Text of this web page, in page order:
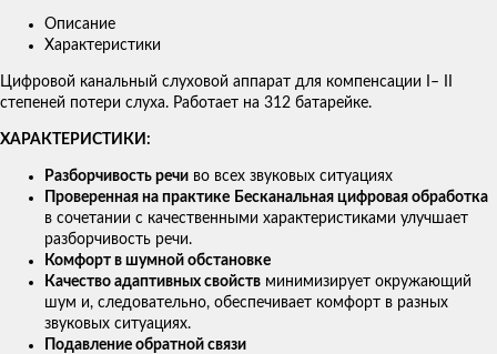
Описание
Характеристики
Цифровой канальный слуховой аппарат для компенсации I– II
степеней потери слуха. Работает на 312 батарейке.
ХАРАКТЕРИСТИКИ:
Разборчивость речи во всех звуковых ситуациях
Проверенная на практике Бесканальная цифровая обработка
в сочетании с качественными характеристиками улучшает
разборчивость речи.
Комфорт в шумной обстановке
Качество адаптивных свойств минимизирует окружающий
шум и, следовательно, обеспечивает комфорт в разных
звуковых ситуациях.
Подавление обратной связи